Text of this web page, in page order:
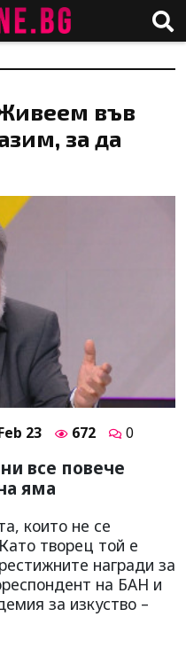
във
за да
23 672 0
все повече
яма
които не се
творец той е
награди за
на БАН и
за изкуство –